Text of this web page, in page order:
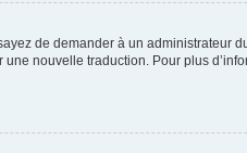
de demander à un administrateur
nouvelle traduction. Pour plus